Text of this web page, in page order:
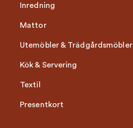
Inredning
Mattor
Utemöbler & Trädgårdsmöbler
Kök & Servering
Textil
Presentkort